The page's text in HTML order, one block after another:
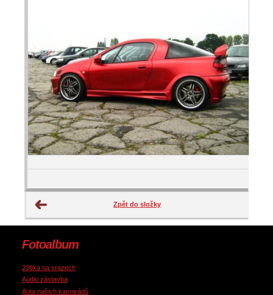
Zpět do složky
Fotoalbum
206ka na srazech
Audio zástavba
Auta našich kamarádů